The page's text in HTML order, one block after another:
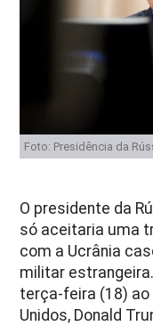
Foto: Presidência da
O presidente da
só aceitaria uma
com a Ucrânia
militar
terça-feira (18)
Unidos, Donald